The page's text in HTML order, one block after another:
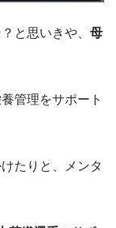
と思いきや、 母
管理をサポート
たりと、メンタ